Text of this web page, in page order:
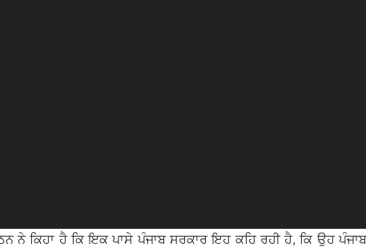
ਨੇ ਕਿਹਾ ਹੈ ਕਿ ਇਕ ਪਾਸੇ ਪੰਜਾਬ ਸਰਕਾਰ ਇਹ ਕਹਿ ਰਹੀ ਹੈ, ਕਿ ਉਹ